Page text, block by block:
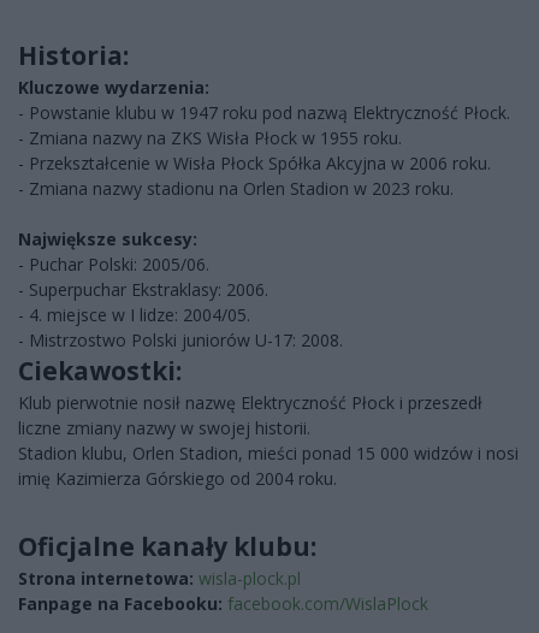
Historia:
Kluczowe wydarzenia:
- Powstanie klubu w 1947 roku pod nazwą Elektryczność Płock.
- Zmiana nazwy na ZKS Wisła Płock w 1955 roku.
- Przekształcenie w Wisła Płock Spółka Akcyjna w 2006 roku.
- Zmiana nazwy stadionu na Orlen Stadion w 2023 roku.
Największe sukcesy:
- Puchar Polski: 2005/06.
- Superpuchar Ekstraklasy: 2006.
- 4. miejsce w I lidze: 2004/05.
- Mistrzostwo Polski juniorów U-17: 2008.
Ciekawostki:
Klub pierwotnie nosił nazwę Elektryczność Płock i przeszedł
liczne zmiany nazwy w swojej historii.
Stadion klubu, Orlen Stadion, mieści ponad 15 000 widzów i nosi
imię Kazimierza Górskiego od 2004 roku.
Oficjalne kanały klubu:
Strona internetowa: wisla-plock.pl
Fanpage na Facebooku: facebook.com/WislaPlock